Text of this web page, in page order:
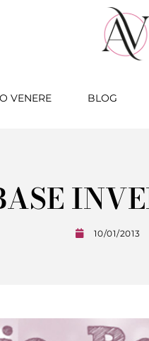
VENERE BLOG
10/01/2013